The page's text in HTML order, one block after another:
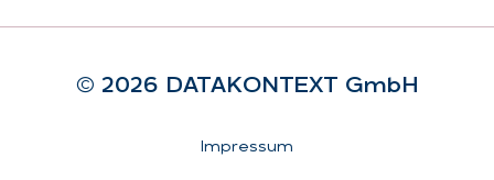
© 2026 DA­TA­KON­TEXT GmbH
Impressum